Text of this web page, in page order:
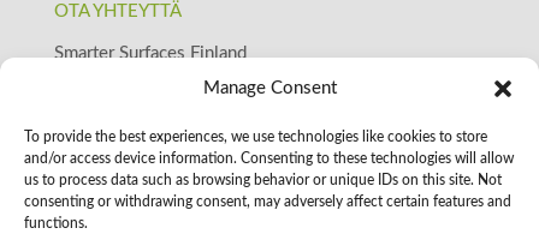
Manage Consent
To provide the best experiences, we use technologies like cookies to store
and/or access device information. Consenting to these technologies will allow
us to process data such as browsing behavior or unique IDs on this site. Not
consenting or withdrawing consent, may adversely affect certain features and
functions.
OTA YHTEYTTÄ
Smarter Surfaces Finland
posti@smartersurfaces.fi
www.smartersurfaces.fi